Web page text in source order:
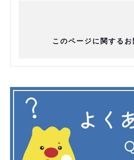
このページに関する